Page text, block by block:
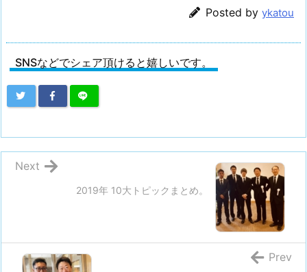
Posted by ykatou
SNSなどでシェア頂けると嬉しいです。
2019年 10大トピックまとめ。
Next
Prev